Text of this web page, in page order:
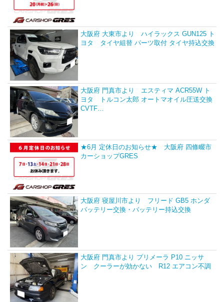
大阪府 大東市より ハイラックス GUN125 ト
ヨタ タイヤ組替 パーツ取付 タイヤ持込交換
大阪府 門真市より エスティマ ACR55W ト
ヨタ トルコン太郎 オートマオイル圧送交換
CVTF…
★6月 定休日のお知らせ★ 大阪府 四條畷市
カーショップGRES
大阪府 寝屋川市より フリード GB5 ホンダ
バッテリー交換・バッテリー持込交換
大阪府 門真市より プリメーラ P10 ニッサ
ン クーラーが効かない R12 エアコン不調